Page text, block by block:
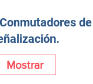
Mostrar